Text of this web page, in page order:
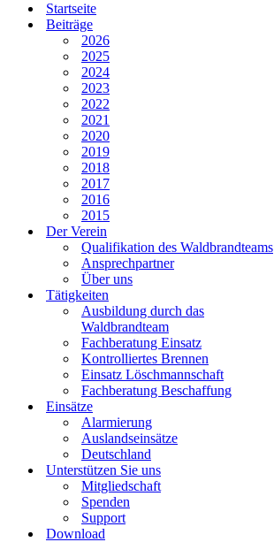
Startseite
Beiträge
2026
2025
2024
2023
2022
2021
2020
2019
2018
2017
2016
2015
Der Verein
Qualifikation des Waldbrandteams
Ansprechpartner
Über uns
Tätigkeiten
Ausbildung durch das
Waldbrandteam
Fachberatung Einsatz
Kontrolliertes Brennen
Einsatz Löschmannschaft
Fachberatung Beschaffung
Einsätze
Alarmierung
Auslandseinsätze
Deutschland
Unterstützen Sie uns
Mitgliedschaft
Spenden
Support
Download